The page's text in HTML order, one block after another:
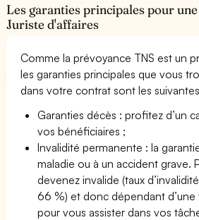
Les garanties principales pour
Juriste d'affaires
Comme la prévoyance TNS est un
les garanties principales que vous
dans votre contrat sont les
Garanties décès : profitez d’un
vos bénéficiaires ;
Invalidité permanente : la
maladie ou à un accident grave.
devenez invalide (taux
66 %) et donc dépendant
pour vous assister dans vos